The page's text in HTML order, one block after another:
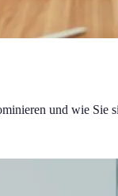
und wie Sie